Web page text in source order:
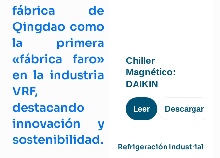
fábrica de
Qingdao como
la primera
«fábrica faro»
en la industria
VRF,
destacando
innovación y
sostenibilidad.
Chiller
Magnético:
DAIKIN
Leer Descargar
Refrigeración Industrial